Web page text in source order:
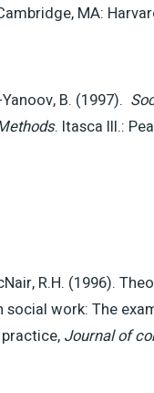
MA:
B. (1997).
. Itasca III.:
R.H. (1996).
social work: The
Journal of